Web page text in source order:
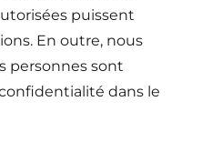
puissent
En outre, nous
personnes sont
dans le